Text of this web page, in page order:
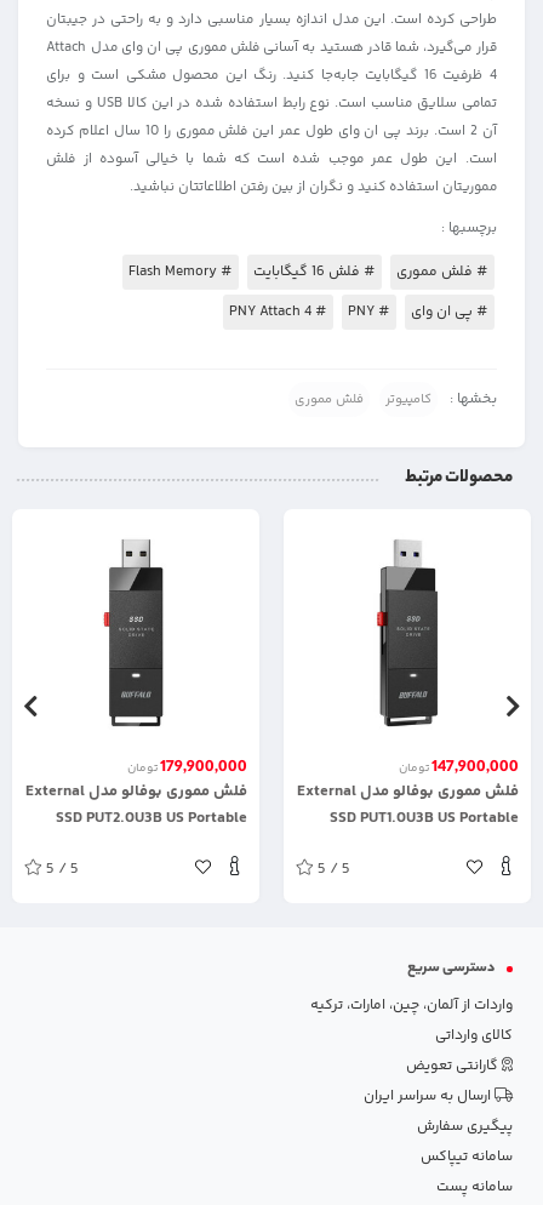
طراحی کرده است. این مدل اندازه بسیار مناسبی دارد و به راحتی در جیبتان
قرار می‌گیرد، شما قادر هستید به آسانی فلش مموری پی ان وای مدل Attach
4 ظرفیت 16 گیگابایت جابه‌جا کنید. رنگ این محصول مشکی است و برای
تمامی سلایق مناسب است. نوع رابط استفاده شده در این کالا USB و نسخه
آن 2 است. برند پی ان وای طول عمر این فلش مموری را 10 سال اعلام کرده
است. این طول عمر موجب شده است که شما با خیالی آسوده از فلش
مموریتان استفاده کنید و نگران از بین رفتن اطلاعاتتان نباشید.
برچسبها :
# فلش مموری # فلش 16 گیگابایت
# Flash Memory
# پی ان وای
# PNY
# PNY Attach 4
بخشها : کامپیوتر فلش مموری
محصولات مرتبط
147,900,000تومان
فلش مموری بوفالو مدل External
SSD PUT1.0U3B US Portable
5 / 5
179,900,000تومان
فلش مموری بوفالو مدل External
SSD PUT2.0U3B US Portable
5 / 5
دسترسی سریع
واردات از آلمان، چین، امارات، ترکیه
کالای وارداتی
گارانتی تعویض
ارسال به سراسر ایران
پیگیری سفارش
سامانه تیپاکس
سامانه پست